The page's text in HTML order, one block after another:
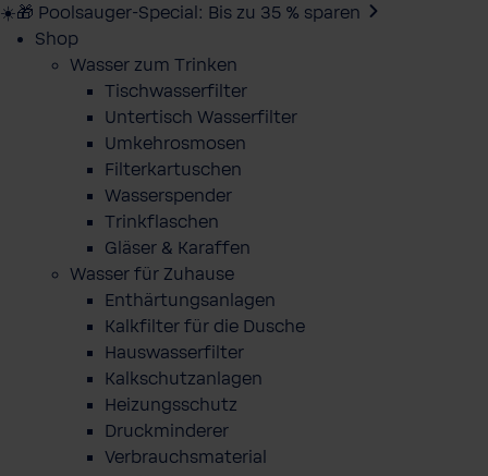
☀️🎁 Poolsauger-Special: Bis zu 35 % sparen
Shop
Wasser zum Trinken
Tischwasserfilter
Untertisch Wasserfilter
Umkehrosmosen
Filterkartuschen
Wasserspender
Trinkflaschen
Gläser & Karaffen
Wasser für Zuhause
Enthärtungsanlagen
Kalkfilter für die Dusche
Hauswasserfilter
Kalkschutzanlagen
Heizungsschutz
Druckminderer
Verbrauchsmaterial